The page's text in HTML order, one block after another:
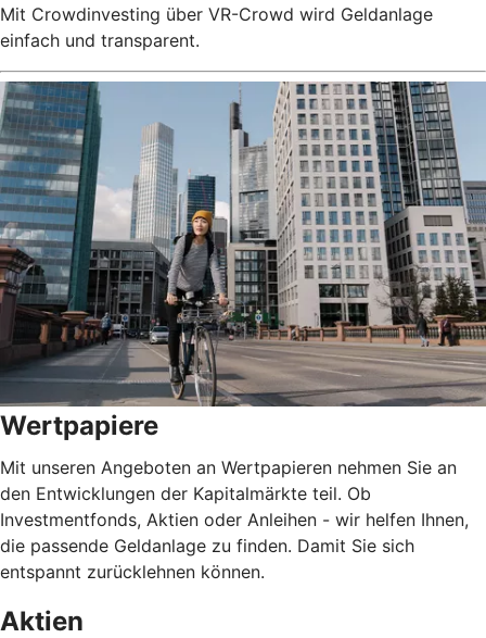
Mit Crowdinvesting über VR-Crowd wird Geldanlage
einfach und transparent.
Wertpapiere
Mit unseren Angeboten an Wertpapieren nehmen Sie an
den Entwicklungen der Kapitalmärkte teil. Ob
Investmentfonds, Aktien oder Anleihen - wir helfen Ihnen,
die passende Geldanlage zu finden. Damit Sie sich
entspannt zurücklehnen können.
Aktien